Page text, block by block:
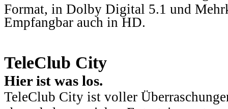
Format, in Dolby Digital 5.1 und
Empfangbar auch in HD.
TeleClub City
Hier ist was los.
TeleClub City ist voller